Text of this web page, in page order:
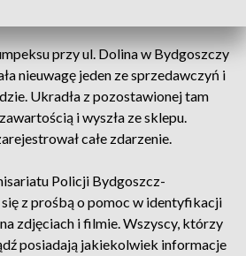
przy ul. Dolina w Bydgoszczy
nieuwagę jeden ze sprzedawczyń i
Ukradła z pozostawionej tam
i wyszła ze sklepu.
całe zdarzenie.
Policji Bydgoszcz-
z prośbą o pomoc w identyfikacji
zdjęciach i filmie. Wszyscy, którzy
posiadają jakiekolwiek informacje